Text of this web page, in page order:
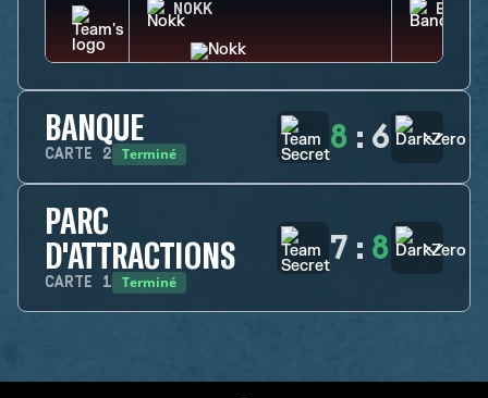
NOKK
BANQUE
CARTE 2 Terminé 8 : 6
PARC
D'ATTRACTIONS
CARTE 1 Terminé
7 : 8